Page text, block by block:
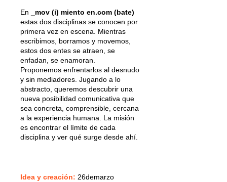
En
_mov (i) miento en.com (bate)
estas dos disciplinas se conocen por
primera vez en escena. Mientras
escribimos, borramos y movemos,
estos dos entes se atraen, se
enfadan, se enamoran.
Proponemos enfrentarlos al desnudo
y sin mediadores. Jugando a lo
abstracto, queremos descubrir una
nueva posibilidad comunicativa que
sea concreta, comprensible, cercana
a la experiencia humana. La misión
es encontrar el límite de cada
disciplina y ver qué surge desde ahí.
Idea y creación: 26demarzo